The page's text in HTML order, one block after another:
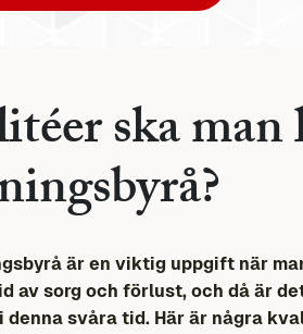
ska man
är en viktig uppgift när
av sorg och förlust, och då är
denna svåra tid. Här är några